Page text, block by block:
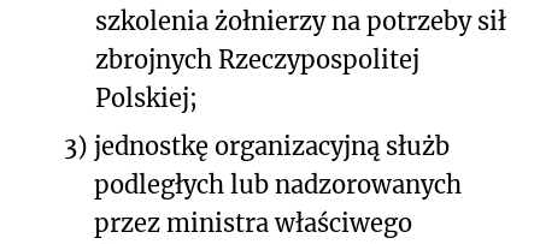
szkolenia żołnierzy na potrzeby sił
zbrojnych Rzeczypospolitej
Polskiej;
3) jednostkę organizacyjną służb
podległych lub nadzorowanych
przez ministra właściwego